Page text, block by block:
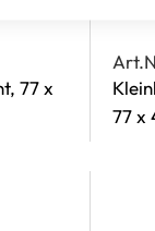
77 x
77 x